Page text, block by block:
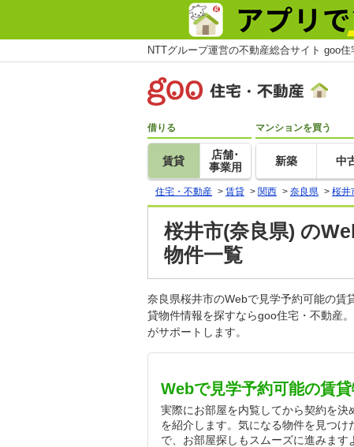
NTTグループ運営の不動産総合サイト goo住
借りる
賃貸
店舗･
事業用
マンションを買う
新築 中
住宅・不動産 > 賃貸 > 関西 > 奈良県 > 桜井
桜井市(奈良県) の
物件一覧
奈良県桜井市のWebで見学予約可能の賃
貸物件情報を探すならgoo住宅・不動産
がサポートします。
Webで見学予約可能の賃
実際にお部屋を内覧してから契約を
を紹介します。気になる物件を見つ
で、お部屋探しもスムーズに進みま